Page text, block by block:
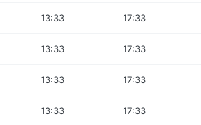
13:33 17:33
13:33 17:33
13:33 17:33
13:33 17:33